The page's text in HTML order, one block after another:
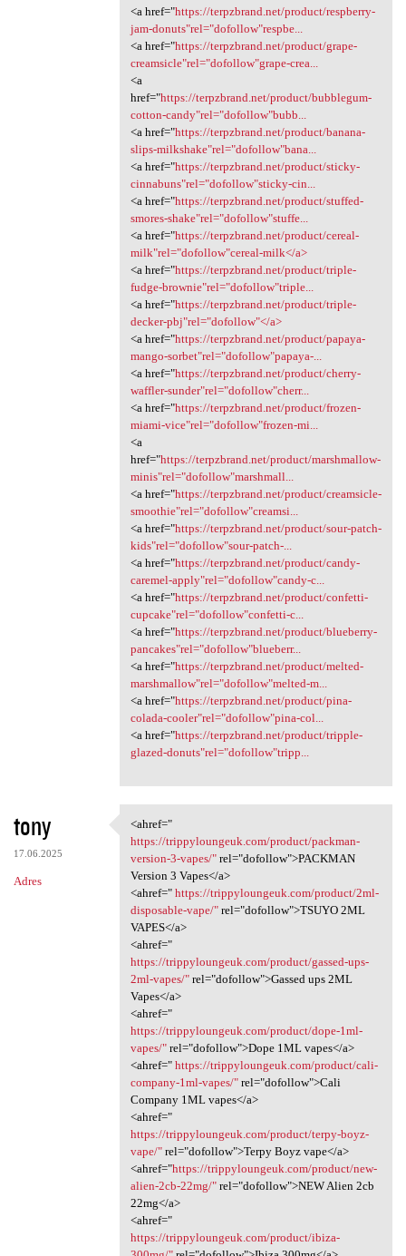
<a href="https://terpzbrand.net/product/respberry-
jam-donuts"rel="dofollow"respbe...
<a href="https://terpzbrand.net/product/grape-
creamsicle"rel="dofollow"grape-crea...
<a
href="https://terpzbrand.net/product/bubblegum-
cotton-candy"rel="dofollow"bubb...
<a href="https://terpzbrand.net/product/banana-
slips-milkshake"rel="dofollow"bana...
<a href="https://terpzbrand.net/product/sticky-
cinnabuns"rel="dofollow"sticky-cin...
<a href="https://terpzbrand.net/product/stuffed-
smores-shake"rel="dofollow"stuffe...
<a href="https://terpzbrand.net/product/cereal-
milk"rel="dofollow"cereal-milk</a>
<a href="https://terpzbrand.net/product/triple-
fudge-brownie"rel="dofollow"triple...
<a href="https://terpzbrand.net/product/triple-
decker-pbj"rel="dofollow"</a>
<a href="https://terpzbrand.net/product/papaya-
mango-sorbet"rel="dofollow"papaya-...
<a href="https://terpzbrand.net/product/cherry-
waffler-sunder"rel="dofollow"cherr...
<a href="https://terpzbrand.net/product/frozen-
miami-vice"rel="dofollow"frozen-mi...
<a
href="https://terpzbrand.net/product/marshmallow-
minis"rel="dofollow"marshmall...
<a href="https://terpzbrand.net/product/creamsicle-
smoothie"rel="dofollow"creamsi...
<a href="https://terpzbrand.net/product/sour-patch-
kids"rel="dofollow"sour-patch-...
<a href="https://terpzbrand.net/product/candy-
caremel-apply"rel="dofollow"candy-c...
<a href="https://terpzbrand.net/product/confetti-
cupcake"rel="dofollow"confetti-c...
<a href="https://terpzbrand.net/product/blueberry-
pancakes"rel="dofollow"blueberr...
<a href="https://terpzbrand.net/product/melted-
marshmallow"rel="dofollow"melted-m...
<a href="https://terpzbrand.net/product/pina-
colada-cooler"rel="dofollow"pina-col...
<a href="https://terpzbrand.net/product/tripple-
glazed-donuts"rel="dofollow"tripp...
tony
17.06.2025
Adres
<ahref=" https:/
<ahref="
https://trippyloungeuk.com/product/packman-
version-3-vapes/"rel="dofollow">PACKMAN
Version 3 Vapes</a>
<ahref=" https://trippyloungeuk.com/product/2ml-
disposable-vape/"rel="dofollow">TSUYO 2ML
VAPES</a>
<ahref="
https://trippyloungeuk.com/product/gassed-ups-
2ml-vapes/"rel="dofollow">Gassed ups 2ML
Vapes</a>
<ahref="
https://trippyloungeuk.com/product/dope-1ml-
vapes/"rel="dofollow">Dope 1ML vapes</a>
<ahref=" https://trippyloungeuk.com/product/cali-
company-1ml-vapes/"rel="dofollow">Cali
Company 1ML vapes</a>
<ahref="
https://trippyloungeuk.com/product/terpy-boyz-
vape/"rel="dofollow">Terpy Boyz vape</a>
<ahref="https://trippyloungeuk.com/product/new-
alien-2cb-22mg/"rel="dofollow">NEW Alien 2cb
22mg</a>
<ahref="
https://trippyloungeuk.com/product/ibiza-